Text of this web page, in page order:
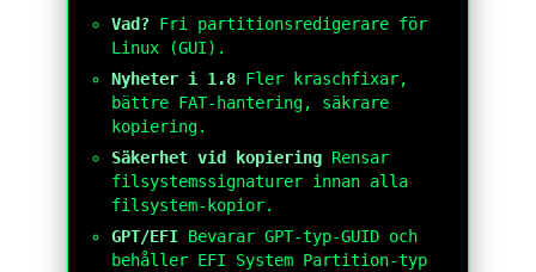
Vad? Fri partitionsredigerare för
Linux (GUI).
Nyheter i 1.8 Fler kraschfixar,
bättre FAT-hantering, säkrare
kopiering.
Säkerhet vid kopiering Rensar
filsystemssignaturer innan alla
filsystem-kopior.
GPT/EFI Bevarar GPT-typ-GUID och
behåller EFI System Partition-typ